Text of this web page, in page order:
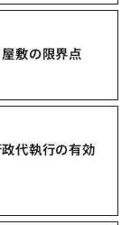
敷の限界点
代執行の有効